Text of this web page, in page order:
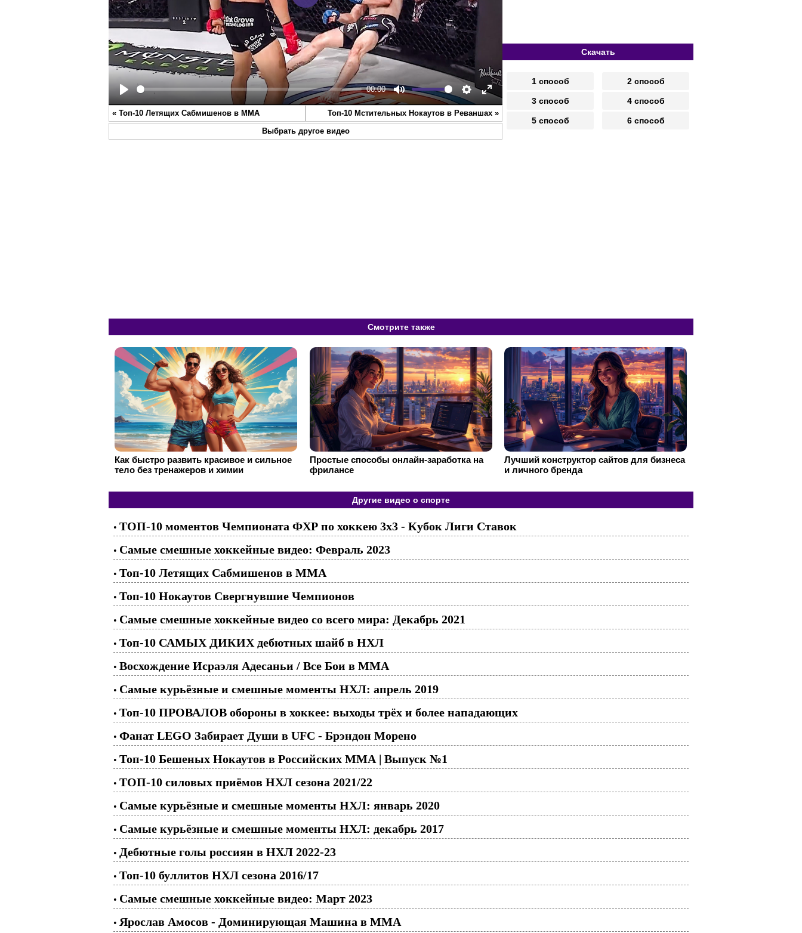
Play
00:00
Mute Settings
Enter
fullscreen
Play
« Топ-10 Летящих Сабмишенов в ММА Топ-10 Мстительных Нокаутов в Реваншах »
Выбрать другое видео
Скачать
1 способ 2 способ
3 способ 4 способ
5 способ 6 способ
Смотрите также
Как быстро развить красивое и сильное
тело без тренажеров и химии
Простые способы онлайн-заработка на
фрилансе
Лучший конструктор сайтов для бизнеса
и личного бренда
Другие видео о спорте
• ТОП-10 моментов Чемпионата ФХР по хоккею 3х3 - Кубок Лиги Ставок
• Самые смешные хоккейные видео: Февраль 2023
• Топ-10 Летящих Сабмишенов в ММА
• Топ-10 Нокаутов Свергнувшие Чемпионов
• Самые смешные хоккейные видео со всего мира: Декабрь 2021
• Топ-10 САМЫХ ДИКИХ дебютных шайб в НХЛ
• Восхождение Исраэля Адесаньи / Все Бои в ММА
• Самые курьёзные и смешные моменты НХЛ: апрель 2019
• Топ-10 ПРОВАЛОВ обороны в хоккее: выходы трёх и более нападающих
• Фанат LEGO Забирает Души в UFC - Брэндон Морено
• Топ-10 Бешеных Нокаутов в Российских ММА | Выпуск №1
• ТОП-10 силовых приёмов НХЛ сезона 2021/22
• Самые курьёзные и смешные моменты НХЛ: январь 2020
• Самые курьёзные и смешные моменты НХЛ: декабрь 2017
• Дебютные голы россиян в НХЛ 2022-23
• Топ-10 буллитов НХЛ сезона 2016/17
• Самые смешные хоккейные видео: Март 2023
• Ярослав Амосов - Доминирующая Машина в ММА